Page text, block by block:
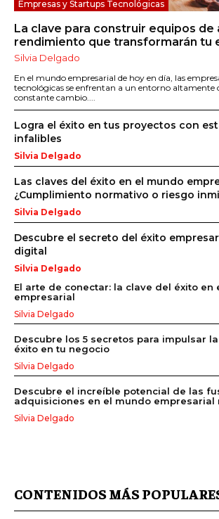
Empresas y Startups Tecnológicas
La clave para construir equipos de
rendimiento que transformarán tu
Silvia Delgado
En el mundo empresarial de hoy en día, las
tecnológicas se enfrentan a un entorno altamente
constante cambio....
Logra el éxito en tus proyectos con
infalibles
Silvia Delgado
Las claves del éxito en el mundo
¿Cumplimiento normativo o riesgo
Silvia Delgado
Descubre el secreto del éxito
digital
Silvia Delgado
El arte de conectar: la clave del éxito en
empresarial
Silvia Delgado
Descubre los 5 secretos para impulsar
éxito en tu negocio
Silvia Delgado
Descubre el increíble potencial de las
adquisiciones en el mundo empresarial
Silvia Delgado
CONTENIDOS MÁS